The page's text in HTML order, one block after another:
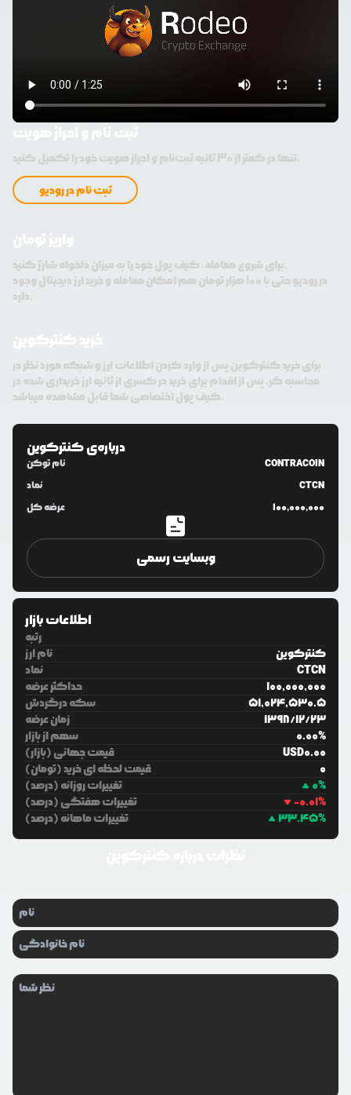
تنها در کمتر از 30 ثانیه ثبت‌نام و احراز هویت خود را تکمیل کنید.
ثبت نام در رودیو
برای شروع معامله، کیف پول خود را به میزان دلخواه شارژ کنید.
در رودیو حتی با 100 هزار تومان هم امکان معامله و خرید ارز دیجیتال وجود
دارد.
برای خرید کنترکوین پس از وارد کردن اطلاعات ارز و شبکه مورد نظر در
محاسبه گر، پس از اقدام برای خرید در کسری از ثانیه ارز خریداری شده در
کیف پول اختصاصی شما قابل مشاهده میباشد.
درباره‌یکنترکوین
نام توکن
CONTRACOIN
نماد
CTCN
عرضه کل
100,000,000
وبسایت رسمی
اطلاعات بازار
رتبه
نام ارز
کنترکوین
نماد
CTCN
حداکثر عرضه
100,000,000
سکه درگردش
51,024,530.5
زمان عرضه
1398/12/23
سهم از بازار
0.00%
قیمت جهانی (بازار)
USD0.00
قیمت لحظه ای خرید (تومان)
0
تغییرات روزانه (درصد)
0%
تغییرات هفتگی (درصد)
-0.01%
تغییرات ماهانه (درصد)
33.45%